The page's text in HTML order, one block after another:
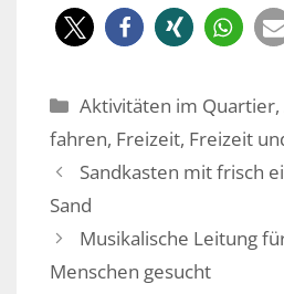
Kategorien
Aktivitäten im Quartier,
fahren, Freizeit, Freizeit
Sandkasten mit frisch
Sand
Musikalische Leitung
Menschen gesucht